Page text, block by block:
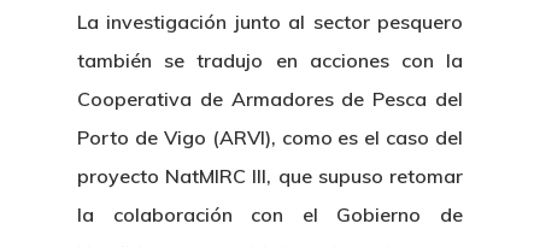
La investigación junto al sector pesquero
también se tradujo en acciones con la
Cooperativa de Armadores de Pesca del
Porto de Vigo (ARVI), como es el caso del
proyecto NatMIRC III, que supuso retomar
la colaboración con el Gobierno de